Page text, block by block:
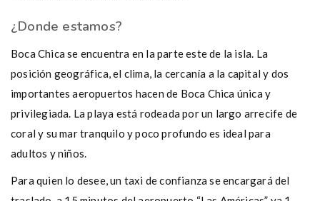
¿Donde estamos?
Boca Chica se encuentra en la parte este de la isla. La
posición geográfica, el clima, la cercanía a la capital y dos
importantes aeropuertos hacen de Boca Chica única y
privilegiada. La playa está rodeada por un largo arrecife de
coral y su mar tranquilo y poco profundo es ideal para
adultos y niños.
Para quien lo desee, un taxi de confianza se encargará del